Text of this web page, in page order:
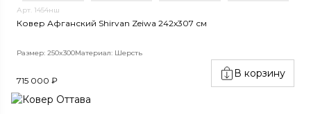
Арт. 1454нш
Ковер Афганский Shirvan Zeiwa 242x307 см
Размер: 250x300Материал: Шерсть
715 000 ₽
В корзину